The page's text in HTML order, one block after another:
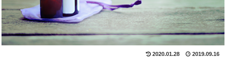
2020.01.28 2019.09.16